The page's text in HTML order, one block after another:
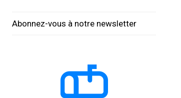
Abonnez-vous à notre newsletter